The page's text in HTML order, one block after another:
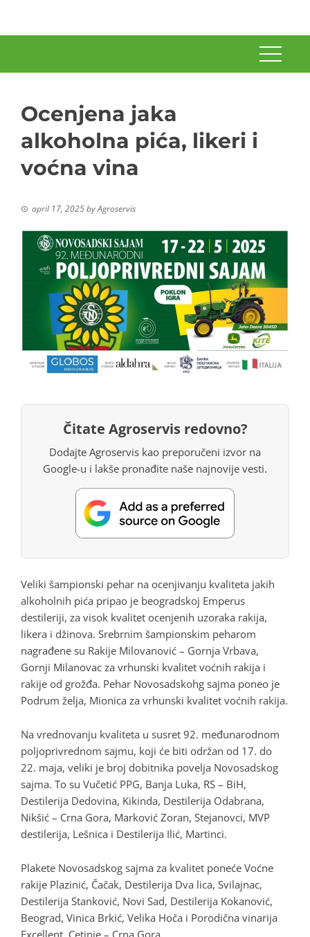
Ocenjena jaka
alkoholna pića, likeri i
voćna vina
april 17, 2025byAgroservis
Čitate Agroservis redovno?
Dodajte Agroservis kao preporučeni izvor na
Google-u i lakše pronađite naše najnovije vesti.
Veliki šampionski pehar na ocenjivanju kvaliteta jakih
alkoholnih pića pripao je beogradskoj Emperus
destileriji, za visok kvalitet ocenjenih uzoraka rakija,
likera i džinova. Srebrnim šampionskim peharom
nagrađene su Rakije Milovanović – Gornja Vrbava,
Gornji Milanovac za vrhunski kvalitet voćnih rakija i
rakije od grožđa. Pehar Novosadskohg sajma poneo je
Podrum želja, Mionica za vrhunski kvalitet voćnih rakija.
Na vrednovanju kvaliteta u susret 92. međunarodnom
poljoprivrednom sajmu, koji će biti održan od 17. do
22. maja, veliki je broj dobitnika povelja Novosadskog
sajma. To su Vučetić PPG, Banja Luka, RS – BiH,
Destilerija Dedovina, Kikinda, Destilerija Odabrana,
Nikšić – Crna Gora, Marković Zoran, Stejanovci, MVP
destilerija, Lešnica i Destilerija Ilić, Martinci.
Plakete Novosadskog sajma za kvalitet poneće Voćne
rakije Plazinić, Čačak, Destilerija Dva lica, Svilajnac,
Destilerija Stanković, Novi Sad, Destilerija Kokanović,
Beograd, Vinica Brkić, Velika Hoča i Porodična vinarija
Excellent, Cetinje – Crna Gora.